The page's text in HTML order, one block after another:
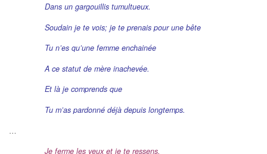
Dans un gargouillis tumultueux.
Soudain je te vois; je te prenais pour une bête
Tu n’es qu’une femme enchainée
A ce statut de mère inachevée.
Et là je comprends que
Tu m’as pardonné déjà depuis longtemps.
…
Je ferme les yeux et je te ressens.